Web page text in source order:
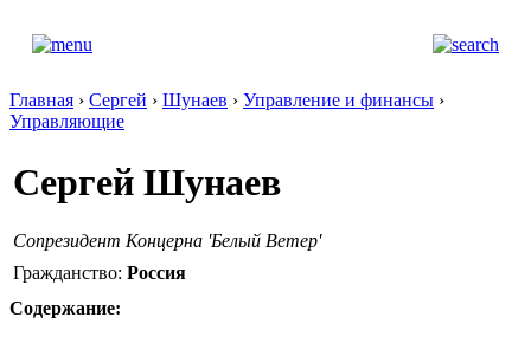
Главная › Сергей › Шунаев › Управление и финансы ›
Управляющие
Сергей Шунаев
Cопрезидент Концерна 'Белый Ветер'
Гражданство: Россия
Содержание: